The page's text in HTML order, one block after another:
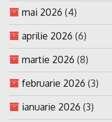
mai 2026 (4)
aprilie 2026 (6)
martie 2026 (8)
februarie 2026 (3)
ianuarie 2026 (3)